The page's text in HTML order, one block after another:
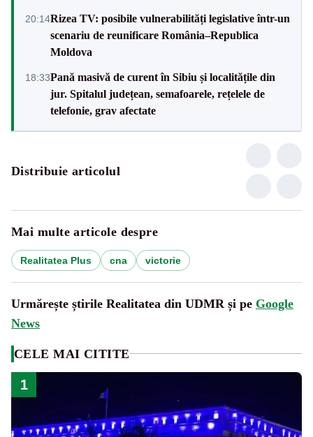
20:14Rizea TV: posibile vulnerabilități legislative într-un
scenariu de reunificare România–Republica
Moldova
18:33Pană masivă de curent în Sibiu și localitățile din
jur. Spitalul județean, semafoarele, rețelele de
telefonie, grav afectate
Distribuie articolul
Mai multe articole despre
Realitatea Plus cna victorie
Urmărește știrile Realitatea din UDMR și pe Google
News
CELE MAI CITITE
1